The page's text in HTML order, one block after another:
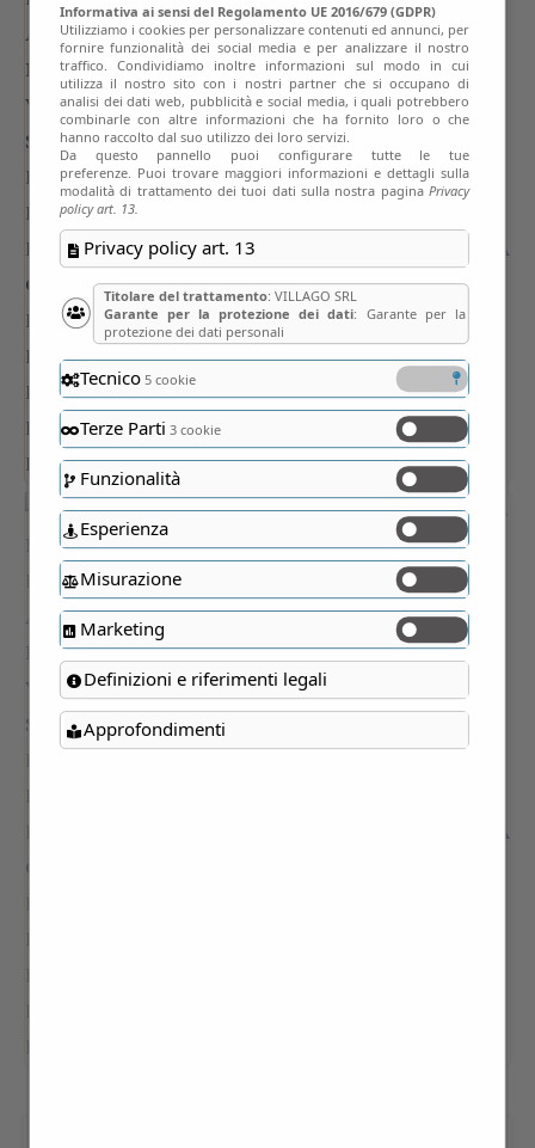
Informativa ai sensi del Regolamento UE 2016/679 (GDPR)
Utilizziamo i cookies per personalizzare contenuti ed annunci, per
fornire funzionalità dei social media e per analizzare il nostro
traffico. Condividiamo inoltre informazioni sul modo in cui
utilizza il nostro sito con i nostri partner che si occupano di
analisi dei dati web, pubblicità e social media, i quali potrebbero
combinarle con altre informazioni che ha fornito loro o che
hanno raccolto dal suo utilizzo dei loro servizi.
Da questo pannello puoi configurare tutte le tue
preferenze. Puoi trovare maggiori informazioni e dettagli sulla
modalità di trattamento dei tuoi dati sulla nostra paginaPrivacy
policy art. 13.
Privacy policy art. 13
Titolare del trattamento: VILLAGO SRL
Garante per la protezione dei dati: Garante per la
protezione dei dati personali
Tecnico5 cookie
Terze Parti 3 cookie
Funzionalità
Esperienza
Misurazione
Marketing
Definizioni e riferimenti legali
Approfondimenti